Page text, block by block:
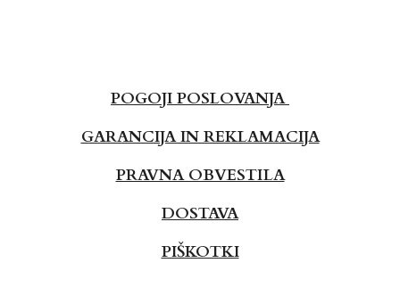
POGOJI POSLOVANJA
GARANCIJA IN REKLAMACIJA
PRAVNA OBVESTILA
DOSTAVA
PIŠKOTKI